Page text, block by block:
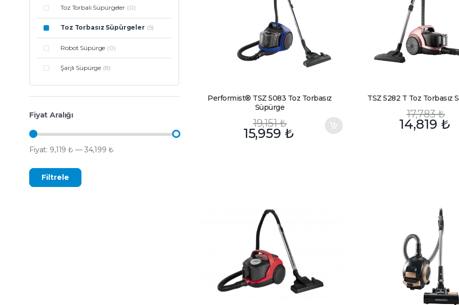
Performist® TSZ 5083 Toz Torbasız
Süpürge
19,151₺
15,959 ₺
TSZ 5282 T Toz Torbasız
17,783₺
14,819 ₺
Toz Torbalı Süpürgeler (0)
Toz Torbasız Süpürgeler (5)
Robot Süpürge (0)
Şarjlı Süpürge (8)
Fiyat Aralığı
Filtrele
Fiyat: 9,119 ₺ — 34,199 ₺